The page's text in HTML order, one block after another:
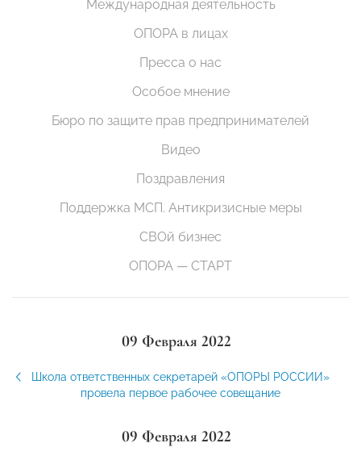
Международная деятельность
ОПОРА в лицах
Пресса о нас
Особое мнение
Бюро по защите прав предпринимателей
Видео
Поздравления
Поддержка МСП. Антикризисные меры
СВОй бизнес
ОПОРА — СТАРТ
09 Февраля 2022
Школа ответственных секретарей «ОПОРЫ РОССИИ»
провела первое рабочее совещание
09 Февраля 2022